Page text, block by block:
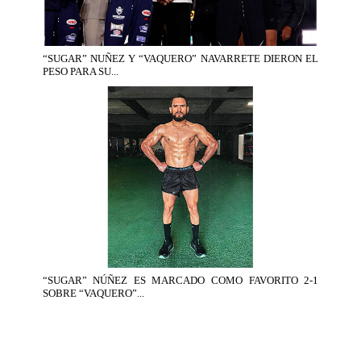
“SUGAR” NUÑEZ Y “VAQUERO” NAVARRETE DIERON EL
PESO PARA SU...
“SUGAR” NÚÑEZ ES MARCADO COMO FAVORITO 2-1
SOBRE “VAQUERO”...